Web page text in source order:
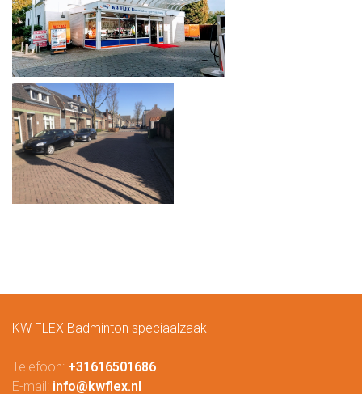
KW FLEX Badminton speciaalzaak
Telefoon: +31616501686
E-mail: info@kwflex.nl